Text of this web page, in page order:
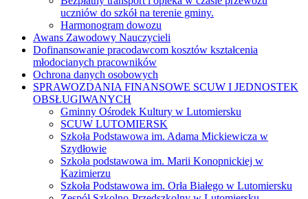
uczniów do szkół na terenie gminy.
Harmonogram dowozu
Awans Zawodowy Nauczycieli
Dofinansowanie pracodawcom kosztów kształcenia
młodocianych pracowników
Ochrona danych osobowych
SPRAWOZDANIA FINANSOWE SCUW I JEDNOSTEK
OBSŁUGIWANYCH
Gminny Ośrodek Kultury w Lutomiersku
SCUW LUTOMIERSK
Szkoła Podstawowa im. Adama Mickiewicza w
Szydłowie
Szkoła podstawowa im. Marii Konopnickiej w
Kazimierzu
Szkoła Podstawowa im. Orła Białego w Lutomiersku